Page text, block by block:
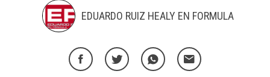
EDUARDO RUIZ HEALY EN FORMULA